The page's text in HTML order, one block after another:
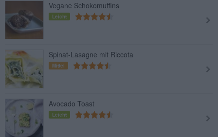
Vegane Schokomuffins
Leicht
Spinat-Lasagne mit Riccota
Mittel
Avocado Toast
Leicht